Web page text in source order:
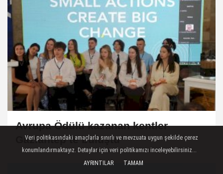
Avrupa Ödülü kazanan kentler
Gaziantep’te buluştu
Veri politikasındaki amaçlarla sınırlı ve mevzuata uygun şekilde çerez
konumlandırmaktayız. Detaylar için veri politikamızı inceleyebilirsiniz...
AYRINTILAR
TAMAM